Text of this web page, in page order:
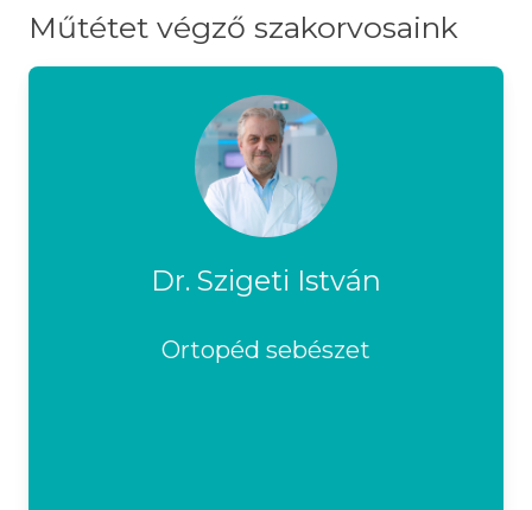
Műtétet végző szakorvosaink
Dr. Szigeti István
Ortopéd sebészet